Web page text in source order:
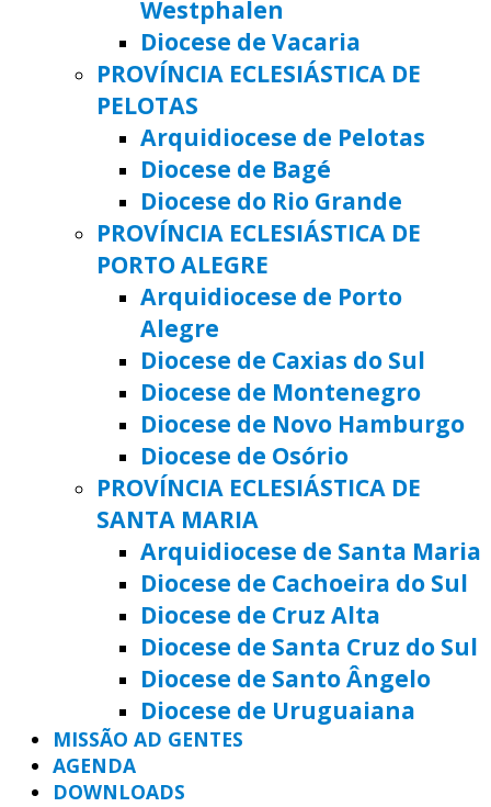
Westphalen
Diocese de Vacaria
PROVÍNCIA ECLESIÁSTICA DE
PELOTAS
Arquidiocese de Pelotas
Diocese de Bagé
Diocese do Rio Grande
PROVÍNCIA ECLESIÁSTICA DE
PORTO ALEGRE
Arquidiocese de Porto
Alegre
Diocese de Caxias do Sul
Diocese de Montenegro
Diocese de Novo Hamburgo
Diocese de Osório
PROVÍNCIA ECLESIÁSTICA DE
SANTA MARIA
Arquidiocese de Santa Maria
Diocese de Cachoeira do Sul
Diocese de Cruz Alta
Diocese de Santa Cruz do Sul
Diocese de Santo Ângelo
Diocese de Uruguaiana
MISSÃO AD GENTES
AGENDA
DOWNLOADS